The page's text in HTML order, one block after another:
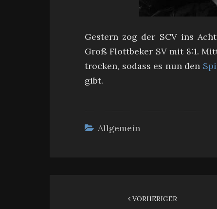
Gestern zog der SCV ins
Groß Flottbeker SV mit 8:1.
trocken, sodass es nun den
gibt.
Allgemein
VORHERIGER